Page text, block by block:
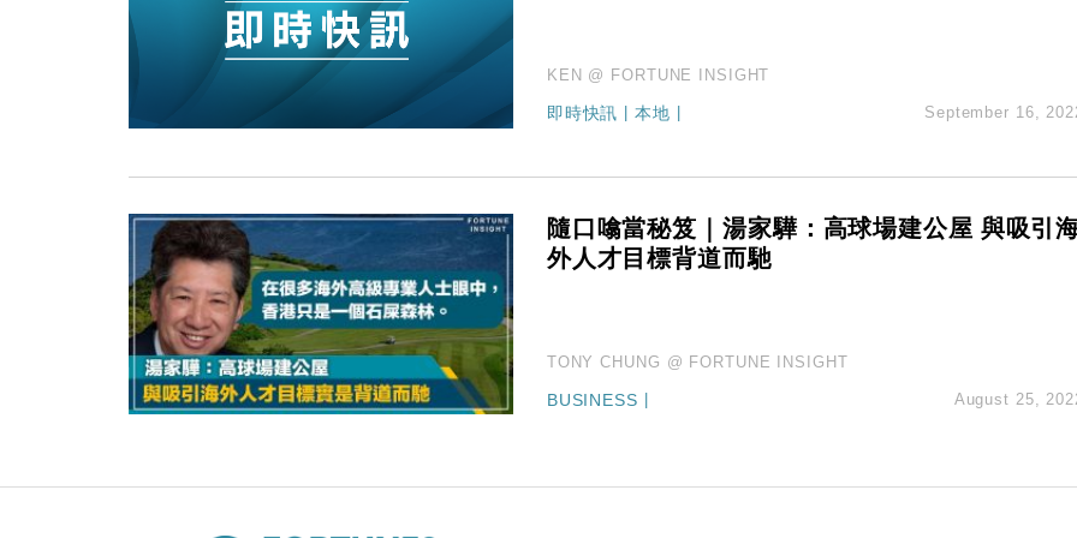
KEN @ FORTUNE INSIGHT
即時快訊 |本地 September 16,
隨口噏當秘笈｜湯家驊：高球場建公屋 與吸引
外人才目標背道而馳
TONY CHUNG @ FORTUNE INSIGHT
BUSINESS | August 25,